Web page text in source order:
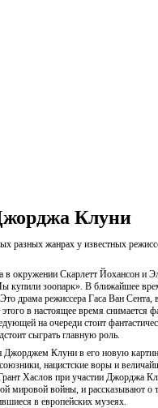
Клуни
разных жанрах у известных
в окружении Скарлетт Йохансон и
купили зоопарк». В ближайшее
драма режиссера Гаса Ван Сента,
в настоящее время снимается
на очереди стоит
сыграть главную роль.
Клуни в его новую
нацистские воры и
Хаслов при участии Джорджа
мировой войны, и рассказывают о
в европейских музеях.